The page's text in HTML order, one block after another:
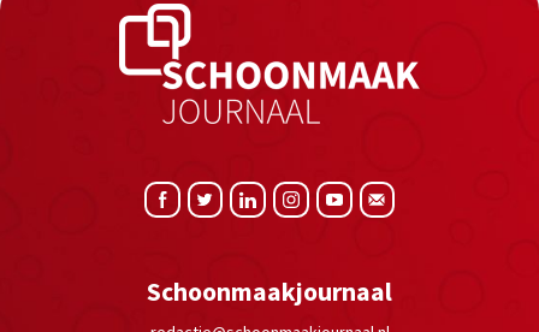
Schoonmaakjournaal